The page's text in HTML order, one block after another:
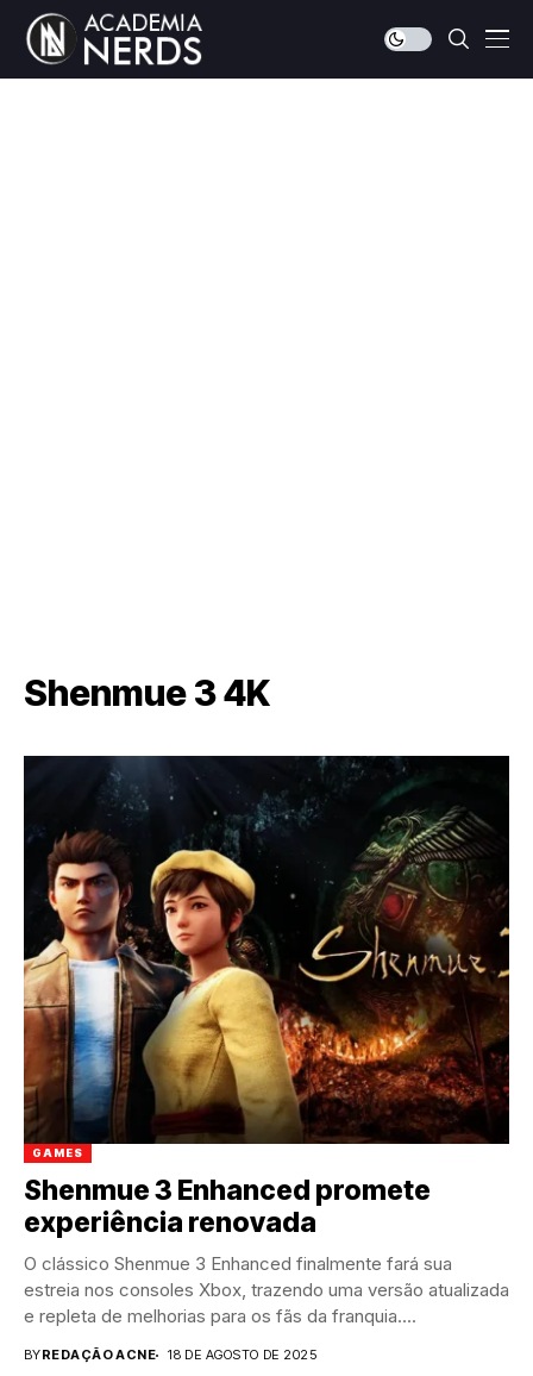
Shenmue 3 4K
GAMES
Shenmue 3 Enhanced promete
experiência renovada
O clássico Shenmue 3 Enhanced finalmente fará sua
estreia nos consoles Xbox, trazendo uma versão atualizada
e repleta de melhorias para os fãs da franquia....
BYREDAÇÃO ACNE 18 DE AGOSTO DE 2025